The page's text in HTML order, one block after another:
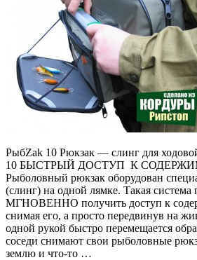
РыбZak 10 Рюкзак — слинг для
10 БЫСТРЫЙ ДОСТУП К
Рыболовный рюкзак оборудован
(слинг) на одной лямке. Такая система
МГНОВЕННО получить доступ к
снимая его, а просто передвинув на
одной рукой быстро перемещается
соседи снимают свои рыболовные
землю и что-то …